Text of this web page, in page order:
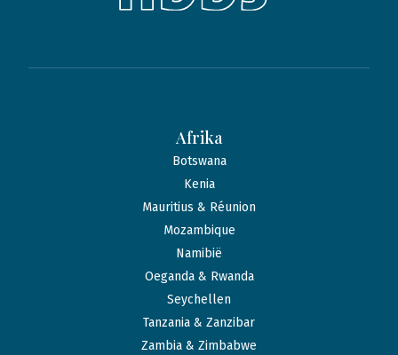
Afrika
Botswana
Kenia
Mauritius & Réunion
Mozambique
Namibië
Oeganda & Rwanda
Seychellen
Tanzania & Zanzibar
Zambia & Zimbabwe